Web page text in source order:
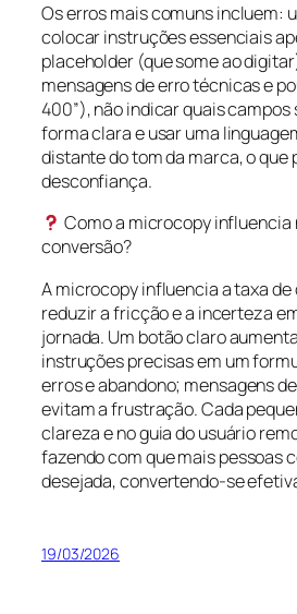
Os erros mais comuns incluem:
colocar instruções essenciais
placeholder (que some ao
mensagens de erro técnicas e
400”), não indicar quais
forma clara e usar uma
distante do tom da marca, o que
desconfiança.
Como a microcopy influencia
conversão?
A microcopy influencia a taxa de
reduzir a fricção e a incerteza
jornada. Um botão claro
instruções precisas em um
erros e abandono; mensagens
evitam a frustração. Cada
clareza e no guia do usuário
fazendo com que mais pessoas
desejada, convertendo-se
19/03/2026